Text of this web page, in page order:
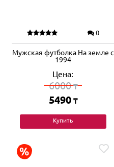
0
Мужская футболка На земле с
1994
Цена:
6000₸
5490 ₸
Купить